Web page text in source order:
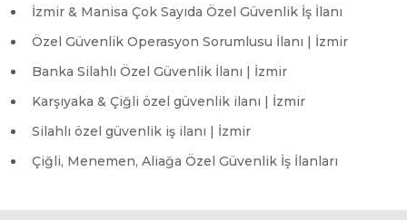
İzmir & Manisa Çok Sayıda Özel Güvenlik İş İlanı
Özel Güvenlik Operasyon Sorumlusu İlanı | İzmir
Banka Silahlı Özel Güvenlik İlanı | İzmir
Karşıyaka & Çiğli özel güvenlik ilanı | İzmir
Silahlı özel güvenlik iş ilanı | İzmir
Çiğli, Menemen, Aliağa Özel Güvenlik İş İlanları